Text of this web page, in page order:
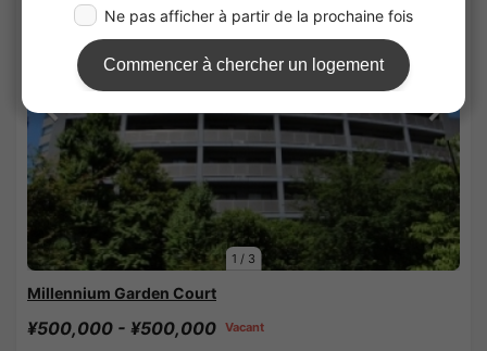
1 / 3
Millennium Garden Court
¥500,000 - ¥500,000 Vacant